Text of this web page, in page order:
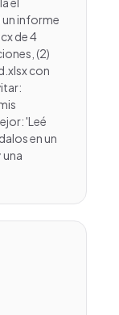
un informe
de 4
(2)
con
'Leé
en un